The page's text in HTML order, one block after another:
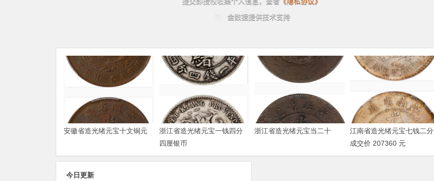
安徽省造光绪元宝十文铜元
浙江省造光绪元宝一钱四分
四厘银币
浙江省造光绪元宝当二十
江南省造光绪元宝七钱二分
成交价 207360 元
今日更新